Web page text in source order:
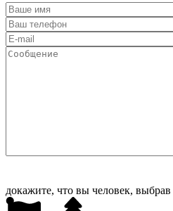
докажите, что вы человек, выбрав